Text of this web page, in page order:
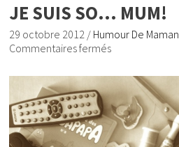
JE SUIS SO… MUM!
29 octobre 2012 / Humour De Maman
Commentaires fermés